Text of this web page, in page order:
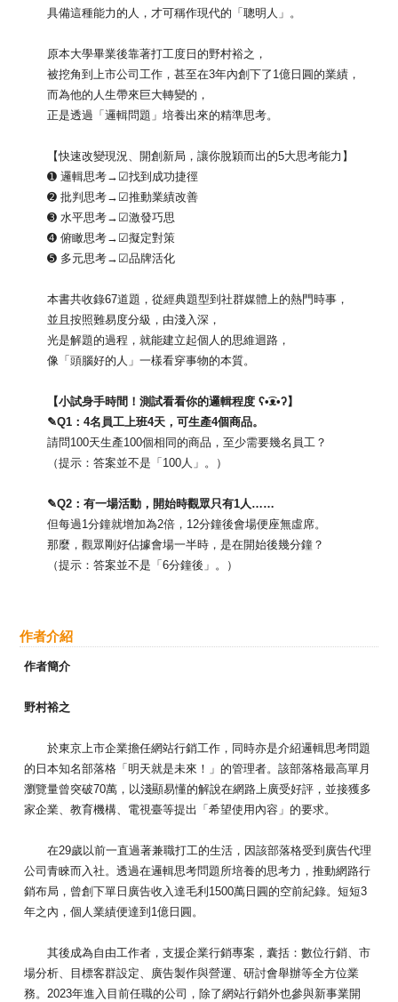
具備這種能力的人，才可稱作現代的「聰明人」。
原本大學畢業後靠著打工度日的野村裕之，
被挖角到上市公司工作，甚至在3年內創下了1億日圓的業績，
而為他的人生帶來巨大轉變的，
正是透過「邏輯問題」培養出來的精準思考。
【快速改變現況、開創新局，讓你脫穎而出的5大思考能力】
➊ 邏輯思考→☑找到成功捷徑
➋ 批判思考→☑推動業績改善
➌ 水平思考→☑激發巧思
➍ 俯瞰思考→☑擬定對策
➎ 多元思考→☑品牌活化
本書共收錄67道題，從經典題型到社群媒體上的熱門時事，
並且按照難易度分級，由淺入深，
光是解題的過程，就能建立起個人的思維迴路，
像「頭腦好的人」一樣看穿事物的本質。
【小試身手時間！測試看看你的邏輯程度 ʕ•͡ᴥ•ʔ】
✎Q1：4名員工上班4天，可生產4個商品。
請問100天生產100個相同的商品，至少需要幾名員工？
（提示：答案並不是「100人」。）
✎Q2：有一場活動，開始時觀眾只有1人……
但每過1分鐘就增加為2倍，12分鐘後會場便座無虛席。
那麼，觀眾剛好佔據會場一半時，是在開始後幾分鐘？
（提示：答案並不是「6分鐘後」。）
作者介紹
作者簡介
野村裕之
於東京上市企業擔任網站行銷工作，同時亦是介紹邏輯思考問題
的日本知名部落格「明天就是未來！」的管理者。該部落格最高單月
瀏覽量曾突破70萬，以淺顯易懂的解說在網路上廣受好評，並接獲多
家企業、教育機構、電視臺等提出「希望使用內容」的要求。
在29歲以前一直過著兼職打工的生活，因該部落格受到廣告代理
公司青睞而入社。透過在邏輯思考問題所培養的思考力，推動網路行
銷布局，曾創下單日廣告收入達毛利1500萬日圓的空前紀錄。短短3
年之內，個人業績便達到1億日圓。
其後成為自由工作者，支援企業行銷專案，囊括：數位行銷、市
場分析、目標客群設定、廣告製作與營運、研討會舉辦等全方位業
務。2023年進入目前任職的公司，除了網站行銷外也參與新事業開